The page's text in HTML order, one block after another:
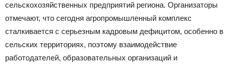
сельскохозяйственных предприятий региона. Организаторы
отмечают, что сегодня агропромышленный комплекс
сталкивается с серьезным кадровым дефицитом, особенно в
сельских территориях, поэтому взаимодействие
работодателей, образовательных организаций и